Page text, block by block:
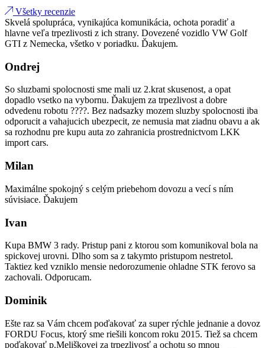
Všetky recenzie
Skvelá spolupráca, vynikajúca komunikácia, ochota poradiť a
hlavne veľa trpezlivosti z ich strany. Dovezené vozidlo VW Golf
GTI z Nemecka, všetko v poriadku. Ďakujem.
Ondrej
So sluzbami spolocnosti sme mali uz 2.krat skusenost, a opat
dopadlo vsetko na vybornu. Ďakujem za trpezlivost a dobre
odvedenu robotu ????. Bez nadsazky mozem sluzby spolocnosti iba
odporucit a vahajucich ubezpecit, ze nemusia mat ziadnu obavu a ak
sa rozhodnu pre kupu auta zo zahranicia prostrednictvom LKK
import cars.
Milan
Maximálne spokojný s celým priebehom dovozu a vecí s ním
súvisiace. Ďakujem
Ivan
Kupa BMW 3 rady. Pristup pani z ktorou som komunikoval bola na
spickovej urovni. Dlho som sa z takymto pristupom nestretol.
Taktiez ked vzniklo mensie nedorozumenie ohladne STK ferovo sa
zachovali. Odporucam.
Dominik
Ešte raz sa Vám chcem poďakovať za super rýchle jednanie a dovoz
FORDU Focus, ktorý sme riešili koncom roku 2015. Tiež sa chcem
poďakovať p.Meliškovej za trpezlivosť a ochotu so mnou